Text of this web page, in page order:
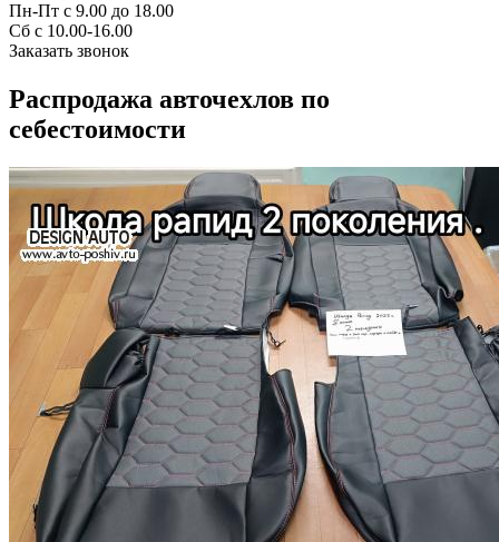
Пн-Пт с 9.00 до 18.00
Сб с 10.00-16.00
Заказать звонок
Распродажа авточехлов по
себестоимости